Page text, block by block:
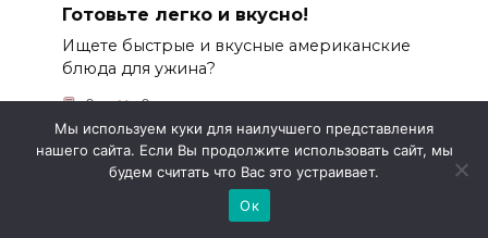
Готовьте легко и вкусно!
Ищете быстрые и вкусные американские
блюда для ужина?
0 0
Мы используем куки для наилучшего представления
нашего сайта. Если Вы продолжите использовать сайт, мы
будем считать что Вас это устраивает.
Ок